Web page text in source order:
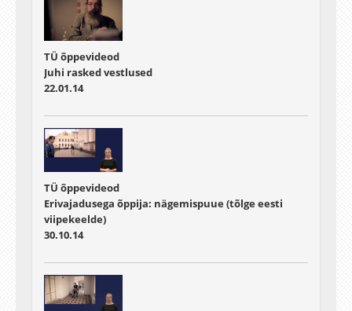
TÜ õppevideod
Juhi rasked vestlused
22.01.14
TÜ õppevideod
Erivajadusega õppija: nägemispuue (tõlge eesti
viipekeelde)
30.10.14